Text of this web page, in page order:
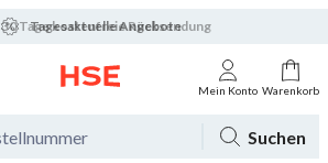
30 Tage kostenfreie Rücksendung
Tagesaktuelle Angebote
Mein Konto Warenkorb
Suchen